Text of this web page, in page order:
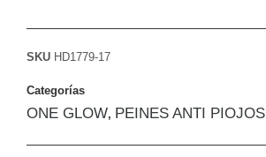
SKU HD1779-17
Categorías
ONE GLOW, PEINES ANTI PIOJOS